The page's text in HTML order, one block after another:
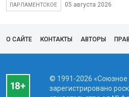
ПАРЛАМЕНТСКОЕ 05 августа 2026
О САЙТЕ КОНТАКТЫ АВТОРЫ
© 1991-2026 «Союзное
зарегистрировано